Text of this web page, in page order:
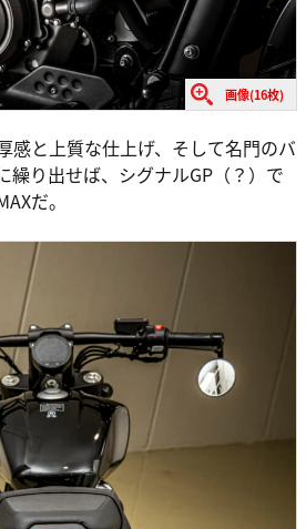
画像(16枚)
感と上質な仕上げ、そして名門のバ
繰り出せば、シグナルGP（？）で
だ。